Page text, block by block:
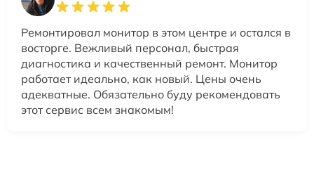
Ремонтировал монитор в этом центре и остался в
восторге. Вежливый персонал, быстрая
диагностика и качественный ремонт. Монитор
работает идеально, как новый. Цены очень
адекватные. Обязательно буду рекомендовать
этот сервис всем знакомым!